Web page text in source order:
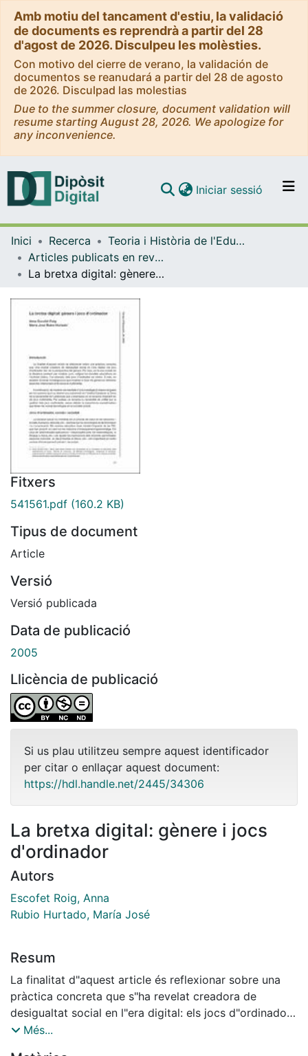
Amb motiu del tancament d'estiu, la validació
de documents es reprendrà a partir del 28
d'agost de 2026. Disculpeu les molèsties.
Con motivo del cierre de verano, la validación de
documentos se reanudará a partir del 28 de agosto
de 2026. Disculpad las molestias
Due to the summer closure, document validation will
resume starting August 28, 2026. We apologize for
any inconvenience.
Navega per tot el DD
Iniciar sessió (current)
Inici Recerca
Teoria i Història de l'Educació
Articles publicats en revistes (Teoria i Història de l'Educació)
La bretxa digital: gènere i jocs d'ordinador
Fitxers
541561.pdf (160.2 KB)
Tipus de document
Article
Versió
Versió publicada
Data de publicació
2005
Llicència de publicació
Si us plau utilitzeu sempre aquest identificador
per citar o enllaçar aquest document:
https://hdl.handle.net/2445/34306
La bretxa digital: gènere i jocs
d'ordinador
Autors
Escofet Roig, Anna
Rubio Hurtado, María José
Resum
La finalitat d"aquest article és reflexionar sobre una
pràctica concreta que s"ha revelat creadora de
desigualtat social en l"era digital: els jocs d"ordinador
des de la perspectiva del gènere. Per això, es fa una
Més...